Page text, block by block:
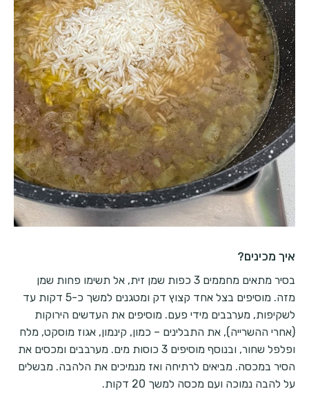
איך מכינים?
בסיר מתאים מחממים 3 כפות שמן זית, אל תשימו פחות שמן
מזה. מוסיפים בצל אחד קצוץ דק ומטגנים למשך כ-5 דקות עד
לשקיפות, מערבבים מידי פעם. מוסיפים את העדשים הירוקות
(אחרי ההשרייה), את התבלינים – כמון, קינמון, אגוז מוסקט, מלח
ופלפל שחור, ובנוסף מוסיפים 3 כוסות מים. מערבבים ומכסים את
הסיר במכסה. מביאים לרתיחה ואז מנמיכים את הלהבה. מבשלים
על להבה נמוכה ועם מכסה למשך 20 דקות.